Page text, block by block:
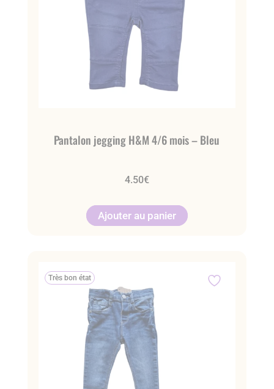
Pantalon jegging H&M 4/6 mois – Bleu
4.50€
Ajouter au panier
Très bon état